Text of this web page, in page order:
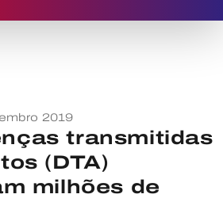
2019
transmitidas
(DTA)
milhões de